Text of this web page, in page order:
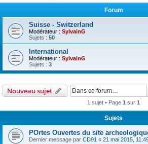
Forum
Suisse - Switzerland
Modérateur : SylvainG
Sujets : 50
International
Modérateur : SylvainG
Sujets : 3
Nouveau sujet
1 sujet • Page 1 sur 1
Sujets
POrtes Ouvertes du site
Dernier message par CD91 « 21 mai 2015,